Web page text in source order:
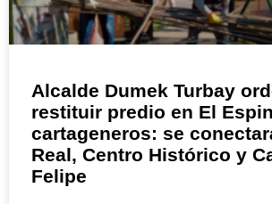
Alcalde Dumek Turbay
restituir predio en El
cartageneros: se
Real, Centro Histórico y
Felipe